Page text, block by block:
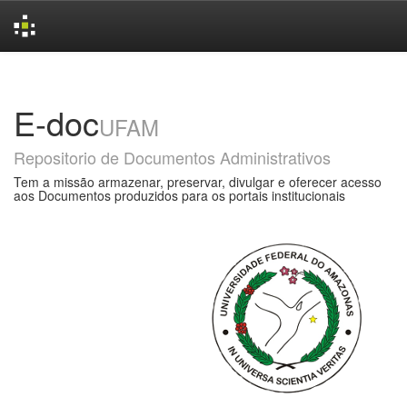
E-docUFAM
Repositorio de Documentos Administrativos
Tem a missão armazenar, preservar, divulgar e oferecer acesso
aos Documentos produzidos para os portais institucionais